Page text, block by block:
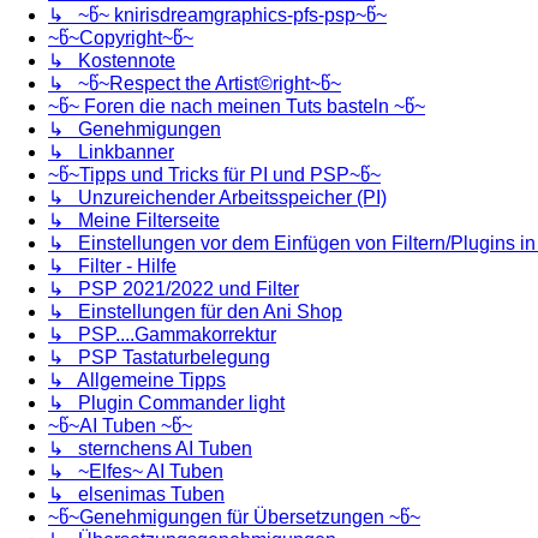
↳ ~წ~ knirisdreamgraphics-pfs-psp~წ~
~წ~Copyright~წ~
↳ Kostennote
↳ ~წ~Respect the Artist©right~წ~
~წ~ Foren die nach meinen Tuts basteln ~წ~
↳ Genehmigungen
↳ Linkbanner
~წ~Tipps und Tricks für PI und PSP~წ~
↳ Unzureichender Arbeitsspeicher (PI)
↳ Meine Filterseite
↳ Einstellungen vor dem Einfügen von Filtern/Plugins in
↳ Filter - Hilfe
↳ PSP 2021/2022 und Filter
↳ Einstellungen für den Ani Shop
↳ PSP....Gammakorrektur
↳ PSP Tastaturbelegung
↳ Allgemeine Tipps
↳ Plugin Commander light
~წ~AI Tuben ~წ~
↳ sternchens AI Tuben
↳ ~Elfes~ AI Tuben
↳ elsenimas Tuben
~წ~Genehmigungen für Übersetzungen ~წ~